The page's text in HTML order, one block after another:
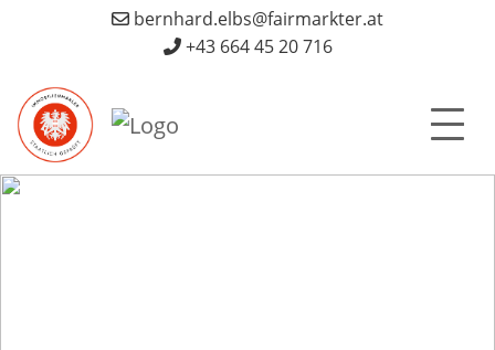
bernhard.elbs@fairmarkter.at
+43 664 45 20 716